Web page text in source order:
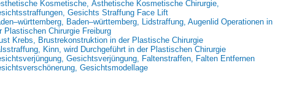
Kosmetische, Ästhetische Kosmetische Chirurgie,
Gesichts Straffung Face Lift
Baden–württemberg, Lidstraffung, Augenlid Operationen in
Plastischen Chirurgie Freiburg
Krebs, Brustrekonstruktion in der Plastische Chirurgie
Kinn, wird Durchgeführt in der Plastischen Chirurgie
Gesichtsverjüngung, Faltenstraffen, Falten Entfernen
Gesichtsmodellage